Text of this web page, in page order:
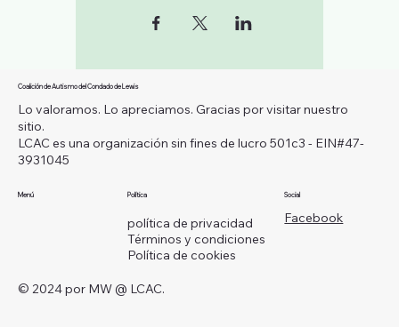
Coalición de Autismo del Condado de Lewis
Lo valoramos. Lo apreciamos. Gracias por visitar nuestro
sitio.
LCAC es una organización sin fines de lucro 501c3 - EIN#47-
3931045
Menú Política
política de privacidad
Términos y condiciones
Política de cookies
Social
Facebook
© 2024 por MW @ LCAC.